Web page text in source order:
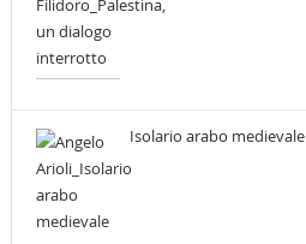
Isolario arabo medievale